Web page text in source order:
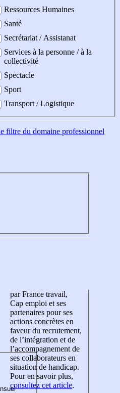
Ressources Humaines
Santé
Secrétariat / Assistanat
Services à la personne / à la
collectivité
Spectacle
Sport
Transport / Logistique
filtre du domaine professionnel
par France travail,
Cap emploi et ses
partenaires pour ses
actions concrètes en
faveur du recrutement,
de l’intégration et de
l’accompagnement de
ses collaborateurs en
situation de handicap.
Pour en savoir plus,
consultez cet article.